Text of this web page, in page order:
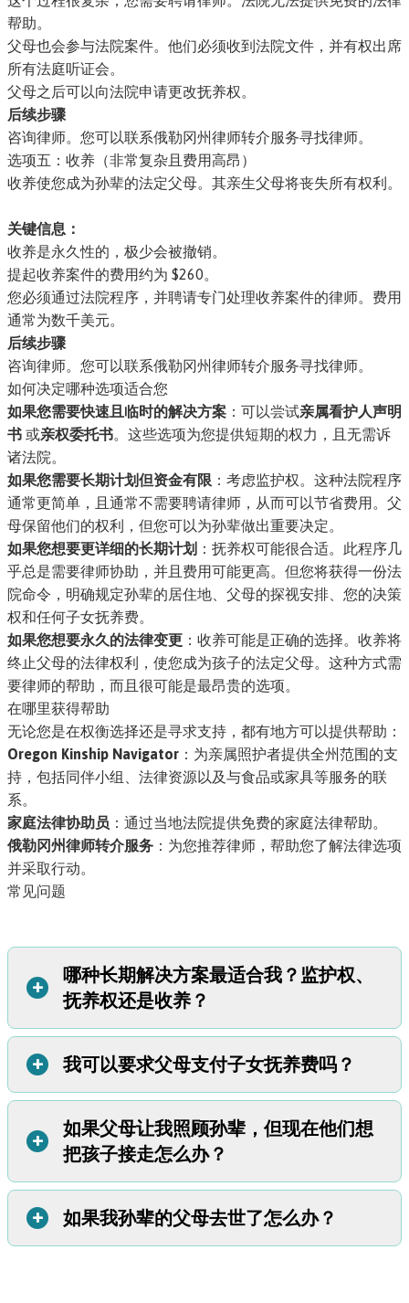
帮助。
父母也会参与法院案件。他们必须收到法院文件，并有权出席
所有法庭听证会。
父母之后可以向法院申请更改抚养权。
后续步骤
咨询律师。您可以联系俄勒冈州律师转介服务寻找律师。
选项五：收养（非常复杂且费用高昂）
收养使您成为孙辈的法定父母。其亲生父母将丧失所有权利。
关键信息：
收养是永久性的，极少会被撤销。
提起收养案件的费用约为 $260。
您必须通过法院程序，并聘请专门处理收养案件的律师。费用
通常为数千美元。
后续步骤
咨询律师。您可以联系俄勒冈州律师转介服务寻找律师。
如何决定哪种选项适合您
如果您需要快速且临时的解决方案 ：可以尝试亲属看护人声明
书 或亲权委托书。这些选项为您提供短期的权力，且无需诉
诸法院。
如果您需要长期计划但资金有限 ：考虑监护权。这种法院程序
通常更简单，且通常不需要聘请律师，从而可以节省费用。父
母保留他们的权利，但您可以为孙辈做出重要决定。
如果您想要更详细的长期计划 ：抚养权可能很合适。此程序几
乎总是需要律师协助，并且费用可能更高。但您将获得一份法
院命令，明确规定孙辈的居住地、父母的探视安排、您的决策
权和任何子女抚养费。
如果您想要永久的法律变更 ：收养可能是正确的选择。收养将
终止父母的法律权利，使您成为孩子的法定父母。这种方式需
要律师的帮助，而且很可能是最昂贵的选项。
在哪里获得帮助
无论您是在权衡选择还是寻求支持，都有地方可以提供帮助：
Oregon Kinship Navigator ：为亲属照护者提供全州范围的支
持，包括同伴小组、法律资源以及与食品或家具等服务的联
系。
家庭法律协助员 ：通过当地法院提供免费的家庭法律帮助。
俄勒冈州律师转介服务 ：为您推荐律师，帮助您了解法律选项
并采取行动。
常见问题
哪种长期解决方案最适合我？监护权、
抚养权还是收养？
+
这取决于您的目标、预算以及您希望这种安排持续多长时
间。
：如果您的主要考量因素是费用，监护权通常是最佳
选项。您通常可以在没有律师的情况下完成法庭程序，这样
可以节省费用。监护权赋予您法律权力照顾孙辈，同时保留
父母的权利。
明确的计划：如果您希望有关于决策权、父母探视和经济支
持的明确计划，抚养权可能是正确的选择。抚养权案件通常
我可以要求父母支付子女抚养费吗？
+
可以。了解如何通过法院诉讼或借助 俄勒冈州子女抚养费计
申请子女抚养费。
如果父母让我照顾孙辈，但现在他们想
把孩子接走怎么办？
+
如果您尚未通过法庭办理监护权或抚养权，父母可以随时把
孩子带走。即使您认为情况不安全，也不应阻止父母与他们
如果我孙辈的父母去世了怎么办？
+